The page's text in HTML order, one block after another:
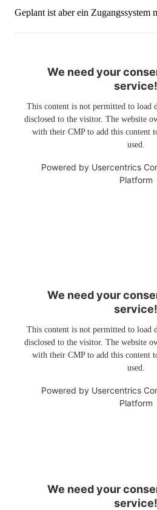
Geplant ist aber ein Zugangssystem
We need your
service!
This content is not permitted to load
disclosed to the visitor. The website
with their CMP to add this content
used.
Powered by Usercentrics
Platform
We need your
service!
This content is not permitted to load
disclosed to the visitor. The website
with their CMP to add this content
used.
Powered by Usercentrics
Platform
We need your
service!